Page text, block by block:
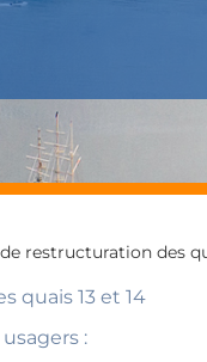
restructuration des
quais 13 et 14
: